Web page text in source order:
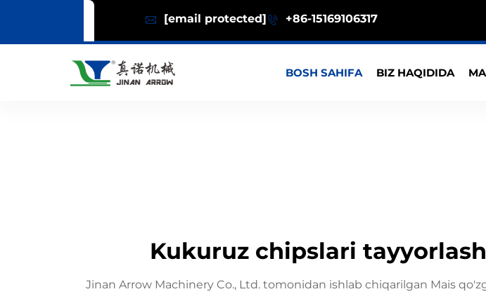
[email protected] +86-15169106317
BOSH SAHIFA BIZ HAQIDIDA
Kukuruz chipslari
Jinan Arrow Machinery Co., Ltd. tomonidan ishlab chiqarilgan Mais